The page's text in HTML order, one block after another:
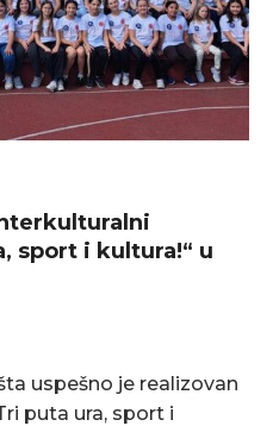
sport i kultura!“ u
uspešno je realizovan
puta ura, sport i